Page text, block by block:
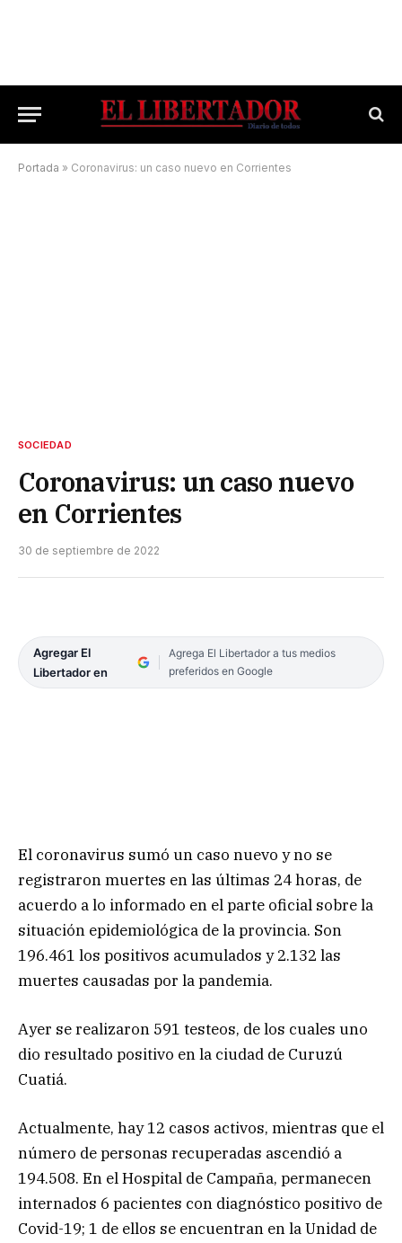
Portada » Coronavirus: un caso nuevo en Corrientes
SOCIEDAD
Coronavirus: un caso nuevo
en Corrientes
30 de septiembre de 2022
Agregar El
Libertador en
Agrega El Libertador a tus medios
preferidos en Google
El coronavirus sumó un caso nuevo y no se
registraron muertes en las últimas 24 horas, de
acuerdo a lo informado en el parte oficial sobre la
situación epidemiológica de la provincia. Son
196.461 los positivos acumulados y 2.132 las
muertes causadas por la pandemia.
Ayer se realizaron 591 testeos, de los cuales uno
dio resultado positivo en la ciudad de Curuzú
Cuatiá.
Actualmente, hay 12 casos activos, mientras que el
número de personas recuperadas ascendió a
194.508. En el Hospital de Campaña, permanecen
internados 6 pacientes con diagnóstico positivo de
Covid-19; 1 de ellos se encuentran en la Unidad de